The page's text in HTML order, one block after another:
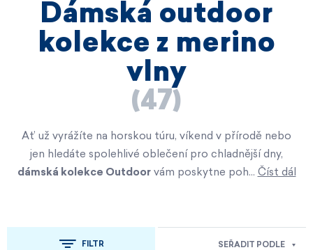
Dámská outdoor
kolekce z merino
vlny
(47)
Ať už vyrážíte na horskou túru, víkend v přírodě nebo
jen hledáte spolehlivé oblečení pro chladnější dny,
dámská kolekce Outdoorvám poskytne poh… Číst dál
FILTR SEŘADIT PODLE